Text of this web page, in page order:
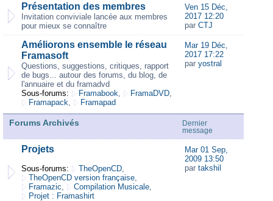
Présentation des membres
Invitation conviviale lancée aux membres
pour mieux se connaître
Ven 15 Déc,
2017 12:20
par CTJ
Améliorons ensemble le réseau
Framasoft
Questions, suggestions, critiques, rapport
de bugs... autour des forums, du blog, de
l'annuaire et du framadvd
Sous-forums:
Framabook, FramaDVD,
Framapack, Framapad
Mar 19 Déc,
2017 17:22
par yostral
Forums Archivés
Dernier
message
Projets
Sous-forums: TheOpenCD,
TheOpenCD version française,
Framazic, Compilation Musicale,
Projet : Framashirt
Mar 01 Sep,
2009 13:50
par takshil